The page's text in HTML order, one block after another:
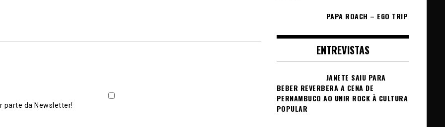
parte da Newsletter!
PAPA ROACH – EGO TRIP
ENTREVISTAS
JANETE SAIU PARA
BEBER REVERBERA A CENA DE
PERNAMBUCO AO UNIR ROCK À CULTURA
POPULAR